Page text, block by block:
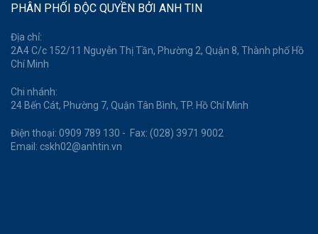
PHÂN PHỐI ĐỘC QUYỀN BỞI ANH TIN
Địa chỉ:
2A4 C/c 152/11 Nguyễn Thị Tần, Phường 2, Quận 8, Thành phố Hồ
Chí Minh
Chi nhánh:
24 Bến Cát, Phường 7, Quận Tân Bình, TP. Hồ Chí Minh
Điện thoại: 0909 789 130 - Fax: (028) 3971 9002
Email: cskh02@anhtin.vn